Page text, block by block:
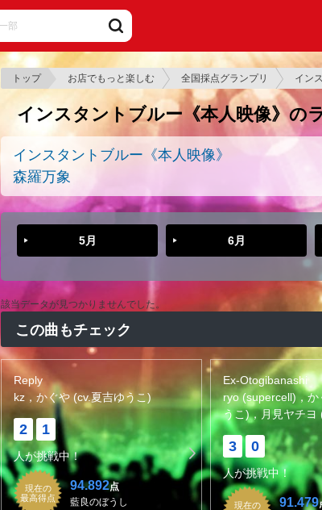
トップ お店でもっと楽しむ 全国採点グランプリ イン
インスタントブルー《本人映像》の
インスタントブルー《本人映像》
森羅万象
5月 6月
該当データが見つかりませんでした。
この曲もチェック
Reply
kz，かぐや (cv.夏吉ゆうこ)
2 1
人が挑戦中！
現在の
最高得点
94.892点
藍良のぼうし
Ex-Otogibanashi
ryo (supercell)，か
うこ)，月見ヤチヨ
3 0
人が挑戦中！
現在の
91.479